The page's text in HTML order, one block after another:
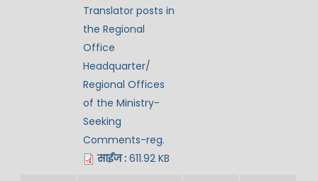
Translator posts in
the Regional
Office
Headquarter/
Regional Offices
of the Ministry-
Seeking
Comments-reg.
साईज :611.92 KB